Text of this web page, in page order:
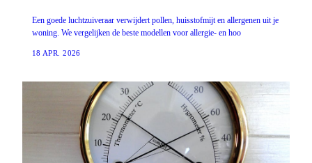
Een goede luchtzuiveraar verwijdert pollen, huisstofmijt en allergenen uit je
woning. We vergelijken de beste modellen voor allergie- en hoo
18 APR. 2026